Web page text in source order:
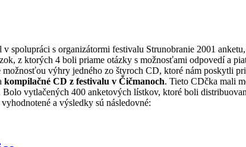
v spolupráci s organizátormi festivalu Strunobranie 2001
z ktorých 4 boli priame otázky s možnosťami odpovedí a
výhry jedného zo štyroch CD, ktoré nám poskytli
kompilačné CD z festivalu v Čičmanoch. Tieto CDčka mali
vytlačených 400 anketových lístkov, ktoré boli
a výsledky sú následovné: